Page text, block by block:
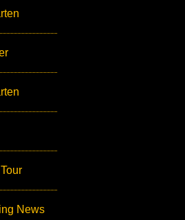
News